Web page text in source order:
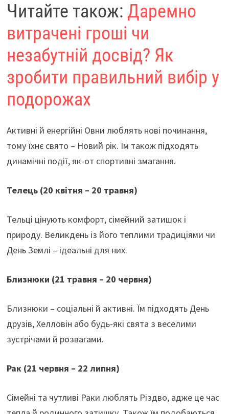
Читайте також: Даремно
витрачені гроші чи
незабутній досвід? Як
зробити правильний вибір у
подорожах
Активні й енергійні Овни люблять нові починання,
тому їхнє свято – Новий рік. Їм також підходять
динамічні події, як-от спортивні змагання.
Телець (20 квітня – 20 травня)
Тельці цінують комфорт, сімейний затишок і
природу. Великдень із його теплими традиціями чи
День Землі – ідеальні для них.
Близнюки (21 травня – 20 червня)
Близнюки – соціальні й активні. Їм підходять День
друзів, Хелловін або будь-які свята з веселими
зустрічами й розвагами.
Рак (21 червня – 22 липня)
Сімейні та чутливі Раки люблять Різдво, адже це час